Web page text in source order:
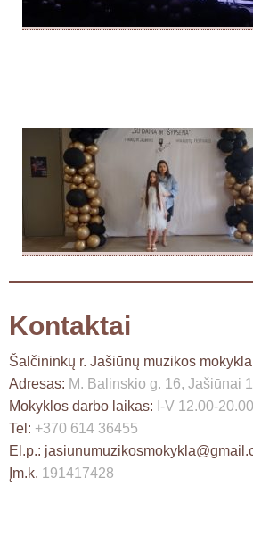
Kontaktai
Šalčininkų r. Jašiūnų muzikos mokykla
Adresas: M. Balinskio g. 16, Jašiūnai
Mokyklos darbo laikas: I-V 12.00-
Tel: +370 614 36455
El.p.:
Įm.k. 191417428